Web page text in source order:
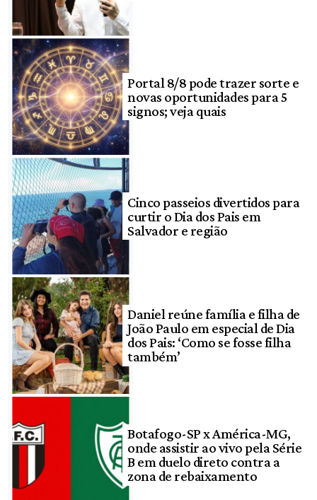
Portal 8/8 pode trazer sorte e
novas oportunidades para 5
signos; veja quais
Cinco passeios divertidos para
curtir o Dia dos Pais em
Salvador e região
Daniel reúne família e filha de
João Paulo em especial de Dia
dos Pais: ‘Como se fosse filha
também’
Botafogo-SP x América-MG,
onde assistir ao vivo pela Série
B em duelo direto contra a
zona de rebaixamento